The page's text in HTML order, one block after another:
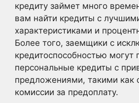
кредиту займет много
вам найти кредиты с
характеристиками и
Более того, заемщики с
кредитоспособностью могут
персональные кредиты с
предложениями, такими как
комиссии за предоплату.